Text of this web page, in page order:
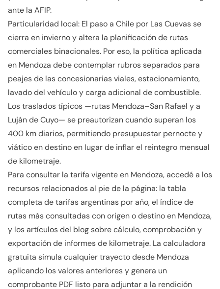
ante la AFIP.
Particularidad local: El paso a Chile por Las Cuevas se
cierra en invierno y altera la planificación de rutas
comerciales binacionales. Por eso, la política aplicada
en Mendoza debe contemplar rubros separados para
peajes de las concesionarias viales, estacionamiento,
lavado del vehículo y carga adicional de combustible.
Los traslados típicos —rutas Mendoza–San Rafael y a
Luján de Cuyo— se preautorizan cuando superan los
400 km diarios, permitiendo presupuestar pernocte y
viático en destino en lugar de inflar el reintegro mensual
de kilometraje.
Para consultar la tarifa vigente en Mendoza, accedé a los
recursos relacionados al pie de la página: la tabla
completa de tarifas argentinas por año, el índice de
rutas más consultadas con origen o destino en Mendoza,
y los artículos del blog sobre cálculo, comprobación y
exportación de informes de kilometraje. La calculadora
gratuita simula cualquier trayecto desde Mendoza
aplicando los valores anteriores y genera un
comprobante PDF listo para adjuntar a la rendición